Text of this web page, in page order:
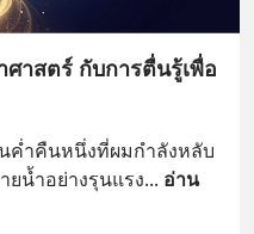
าสตร์ กับการตื่นรู้เพื่อ
ค่ำคืนหนึ่งที่ผมกำลังหลับ
ยน้ำอย่างรุนแรง... อ่าน